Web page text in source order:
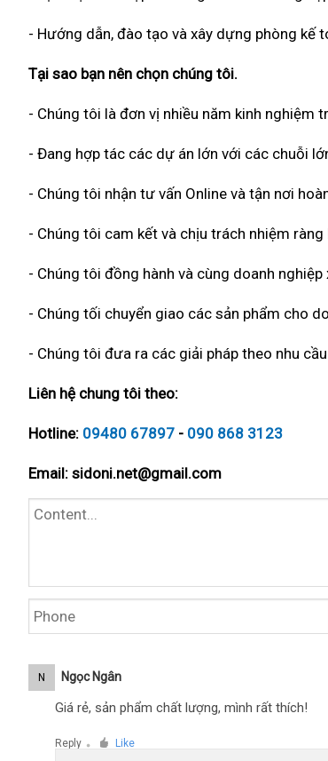
- Hướng dẫn, đào tạo và xây dựng phòng kế
Tại sao bạn nên chọn chúng tôi.
- Chúng tôi là đơn vị nhiều năm kinh nghiệm
- Đang hợp tác các dự án lớn với các chuỗi
- Chúng tôi nhận tư vấn Online và tận nơi
- Chúng tôi cam kết và chịu trách nhiệm
- Chúng tôi đồng hành và cùng doanh
- Chúng tối chuyển giao các sản phẩm cho
- Chúng tôi đưa ra các giải pháp theo nhu
Liên hệ chung tôi theo:
Hotline: 09480 67897 - 090 868 3123
Email: sidoni.net@gmail.com
N Ngọc Ngân
Giá rẻ, sản phẩm chất lượng, mình rất thích!
Reply ● Like